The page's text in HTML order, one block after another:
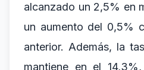
alcanzado un 2,5% en
un aumento del 0,5%
anterior. Además, la
mantiene en el